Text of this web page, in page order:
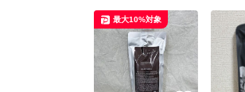
最大10%対象